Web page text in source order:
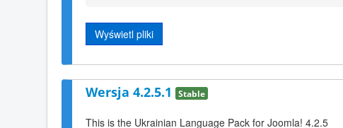
Wyświetl pliki
Wersja 4.2.5.1 Stable
This is the Ukrainian Language Pack for Joomla! 4.2.5